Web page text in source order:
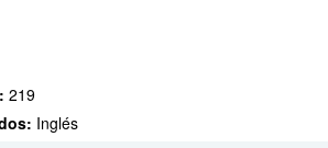
219
Inglés